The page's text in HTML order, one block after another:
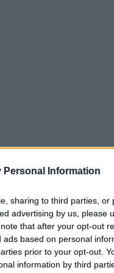
Personal Information
sharing to third parties,
advertising by us, please
that after your opt-out
based on personal
prior to your opt-out.
information by third